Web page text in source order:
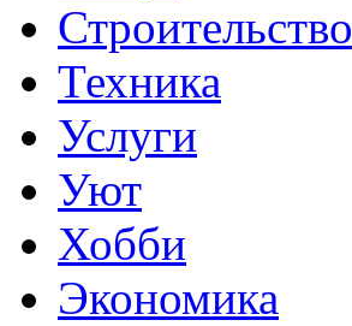
Строительство
Техника
Услуги
Уют
Хобби
Экономика